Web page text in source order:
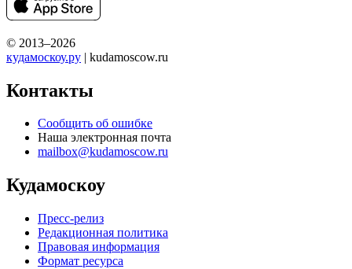
© 2013–2026
кудамоскоу.ру | kudamoscow.ru
Контакты
Сообщить об ошибке
Наша электронная почта
mailbox@kudamoscow.ru
Кудамоскоу
Пресс-релиз
Редакционная политика
Правовая информация
Формат ресурса